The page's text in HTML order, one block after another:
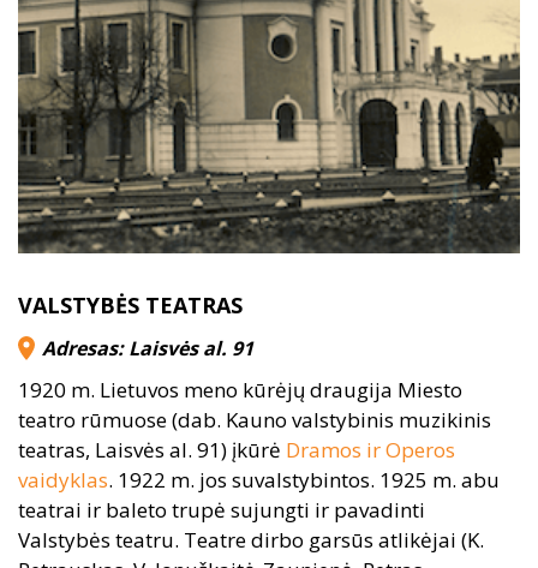
VALSTYBĖS TEATRAS
Adresas: Laisvės al. 91
1920 m. Lietuvos meno kūrėjų draugija Miesto
teatro rūmuose (dab. Kauno valstybinis muzikinis
teatras, Laisvės al. 91) įkūrė Dramos ir Operos
vaidyklas. 1922 m. jos suvalstybintos. 1925 m. abu
teatrai ir baleto trupė sujungti ir pavadinti
Valstybės teatru. Teatre dirbo garsūs atlikėjai (K.